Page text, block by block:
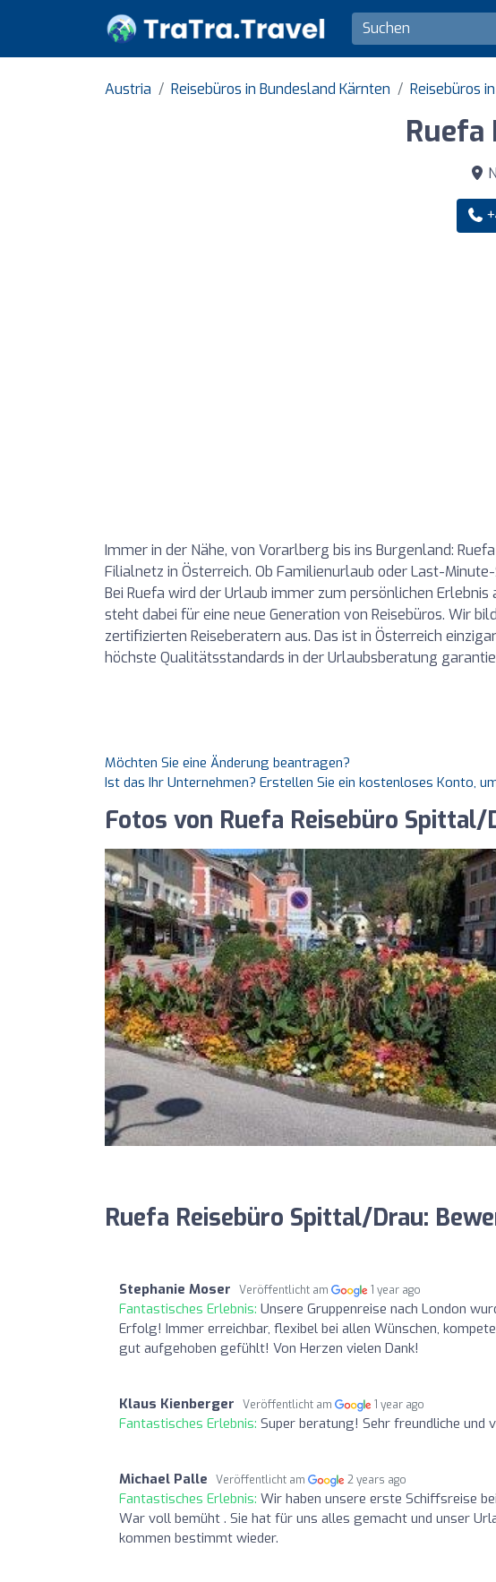
Austria Reisebüros in Bundesland Kärnten Reisebüros
Ruefa
Immer in der Nähe, von Vorarlberg bis ins Burgenland:
Filialnetz in Österreich. Ob Familienurlaub oder Last-
Bei Ruefa wird der Urlaub immer zum persönlichen
steht dabei für eine neue Generation von Reisebüros. Wir
zertifizierten Reiseberatern aus. Das ist in Österreich
höchste Qualitätsstandards in der Urlaubsberatung
Möchten Sie eine Änderung beantragen?
Ist das Ihr Unternehmen? Erstellen Sie ein kostenloses Konto,
Fotos von Ruefa Reisebüro Spittal/
Ruefa Reisebüro Spittal/Drau:
Stephanie Moser Veröffentlicht am 1 year ago
Fantastisches Erlebnis: Unsere Gruppenreise nach London
Erfolg! Immer erreichbar, flexibel bei allen Wünschen,
gut aufgehoben gefühlt! Von Herzen vielen Dank!
Klaus Kienberger Veröffentlicht am 1 year ago
Fantastisches Erlebnis: Super beratung! Sehr freundliche und
Michael Palle Veröffentlicht am 2 years ago
Fantastisches Erlebnis: Wir haben unsere erste Schiffsreise
War voll bemüht . Sie hat für uns alles gemacht und unser
kommen bestimmt wieder.